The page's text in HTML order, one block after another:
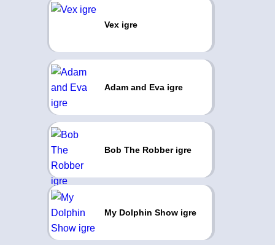
Vex igre
Adam and Eva igre
Bob The Robber igre
My Dolphin Show igre